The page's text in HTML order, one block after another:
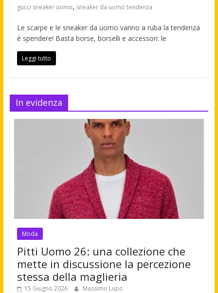
gucci sneaker uomo, sneaker da uomo tendenza
Le scarpe e le sneaker da uomo vanno a ruba la tendenza
è spendere! Basta borse, borselli e accessori: le
Leggi tutto
In evidenza
Moda
Pitti Uomo 26: una collezione che
mette in discussione la percezione
stessa della maglieria
15 Giugno 2026 Massimo Lupo